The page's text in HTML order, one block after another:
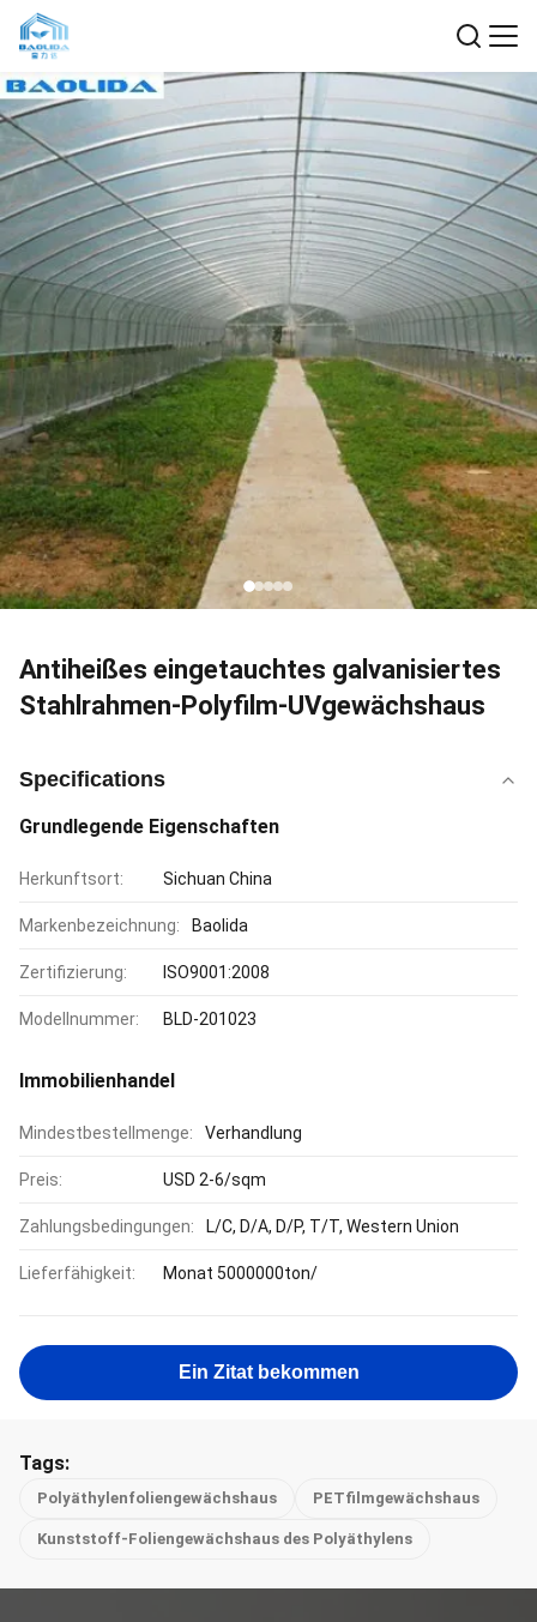
Antiheißes eingetauchtes galvanisiertes
Stahlrahmen-Polyfilm-UVgewächshaus
Specifications
Grundlegende Eigenschaften
Herkunftsort: Sichuan China
Markenbezeichnung: Baolida
Zertifizierung: ISO9001:2008
Modellnummer: BLD-201023
Immobilienhandel
Mindestbestellmenge: Verhandlung
Preis: USD 2-6/sqm
Zahlungsbedingungen: L/C, D/A, D/P, T/T, Western Union
Lieferfähigkeit: Monat 5000000ton/
Ein Zitat bekommen
Tags:
Polyäthylenfoliengewächshaus PETfilmgewächshaus
Kunststoff-Foliengewächshaus des Polyäthylens